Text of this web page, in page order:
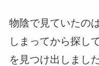
物陰で見ていたの
しまってから探し
を見つけ出しました